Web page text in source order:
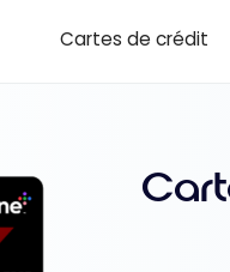
Cartes de crédit